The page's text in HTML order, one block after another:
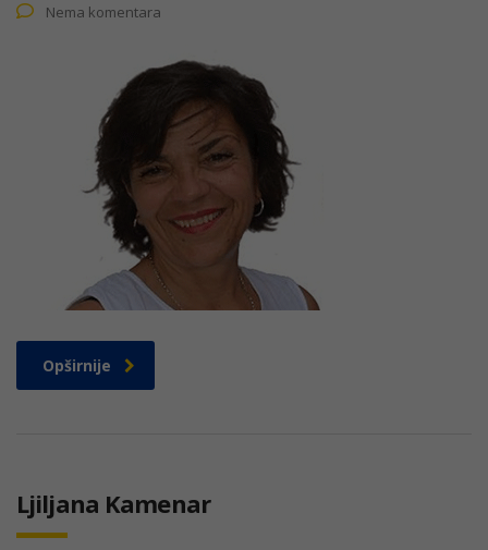
Nema komentara
Opširnije
Ljiljana Kamenar